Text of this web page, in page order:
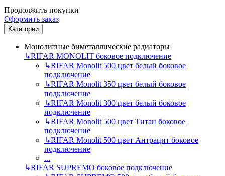
Продолжить покупки
Оформить заказ
Категории
Монолитные биметаллические радиаторы
↳RIFAR MONOLIT боковое подключение
↳RIFAR Monolit 500 цвет белый боковое
подключение
↳RIFAR Monolit 350 цвет белый боковое
подключение
↳RIFAR Monolit 300 цвет белый боковое
подключение
↳RIFAR Monolit 500 цвет Титан боковое
подключение
↳RIFAR Monolit 500 цвет Антрацит боковое
подключение
...
↳RIFAR SUPREMO боковое подключение